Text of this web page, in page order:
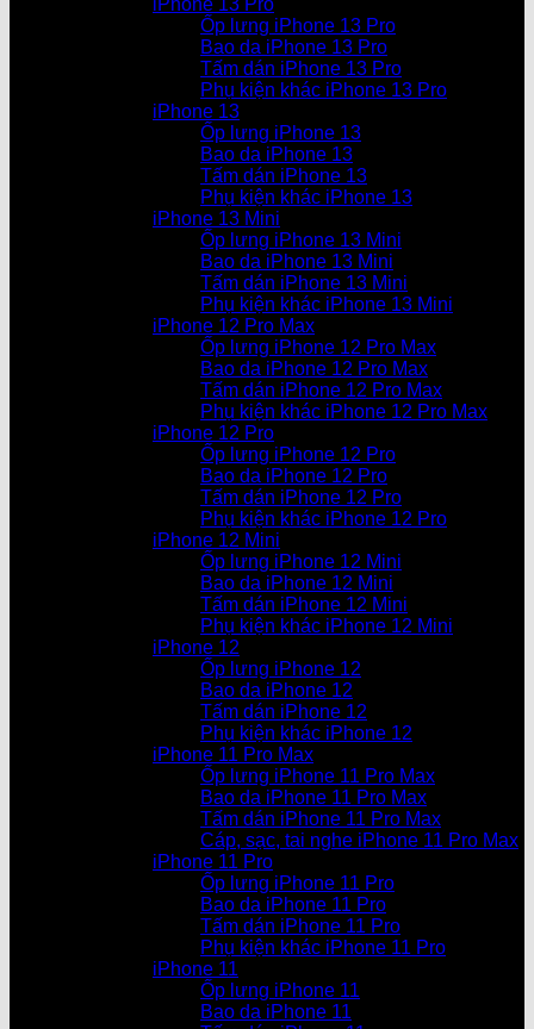
iPhone 13 Pro
Ốp lưng iPhone 13 Pro
Bao da iPhone 13 Pro
Tấm dán iPhone 13 Pro
Phụ kiện khác iPhone 13 Pro
iPhone 13
Ốp lưng iPhone 13
Bao da iPhone 13
Tấm dán iPhone 13
Phụ kiện khác iPhone 13
iPhone 13 Mini
Ốp lưng iPhone 13 Mini
Bao da iPhone 13 Mini
Tấm dán iPhone 13 Mini
Phụ kiện khác iPhone 13 Mini
iPhone 12 Pro Max
Ốp lưng iPhone 12 Pro Max
Bao da iPhone 12 Pro Max
Tấm dán iPhone 12 Pro Max
Phụ kiện khác iPhone 12 Pro Max
iPhone 12 Pro
Ốp lưng iPhone 12 Pro
Bao da iPhone 12 Pro
Tấm dán iPhone 12 Pro
Phụ kiện khác iPhone 12 Pro
iPhone 12 Mini
Ốp lưng iPhone 12 Mini
Bao da iPhone 12 Mini
Tấm dán iPhone 12 Mini
Phụ kiện khác iPhone 12 Mini
iPhone 12
Ốp lưng iPhone 12
Bao da iPhone 12
Tấm dán iPhone 12
Phụ kiện khác iPhone 12
iPhone 11 Pro Max
Ốp lưng iPhone 11 Pro Max
Bao da iPhone 11 Pro Max
Tấm dán iPhone 11 Pro Max
Cáp, sạc, tai nghe iPhone 11 Pro Max
iPhone 11 Pro
Ốp lưng iPhone 11 Pro
Bao da iPhone 11 Pro
Tấm dán iPhone 11 Pro
Phụ kiện khác iPhone 11 Pro
iPhone 11
Ốp lưng iPhone 11
Bao da iPhone 11